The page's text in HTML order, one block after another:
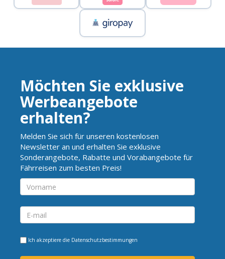
Möchten Sie exklusive
Werbeangebote
erhalten?
Melden Sie sich für unseren kostenlosen
Newsletter an und erhalten Sie exklusive
Sonderangebote, Rabatte und Vorabangebote für
Fährreisen zum besten Preis!
Ich akzeptiere die Datenschutzbestimmungen